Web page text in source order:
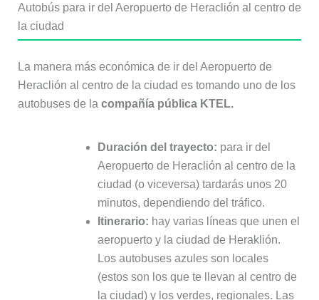
Autobús para ir del Aeropuerto de Heraclión al centro de
la ciudad
La manera más económica de ir del Aeropuerto de
Heraclión al centro de la ciudad es tomando uno de los
autobuses de la compañía pública KTEL.
Duración del trayecto: para ir del
Aeropuerto de Heraclión al centro de la
ciudad (o viceversa) tardarás unos 20
minutos, dependiendo del tráfico.
Itinerario: hay varias líneas que unen el
aeropuerto y la ciudad de Heraklión.
Los autobuses azules son locales
(estos son los que te llevan al centro de
la ciudad) y los verdes, regionales. Las